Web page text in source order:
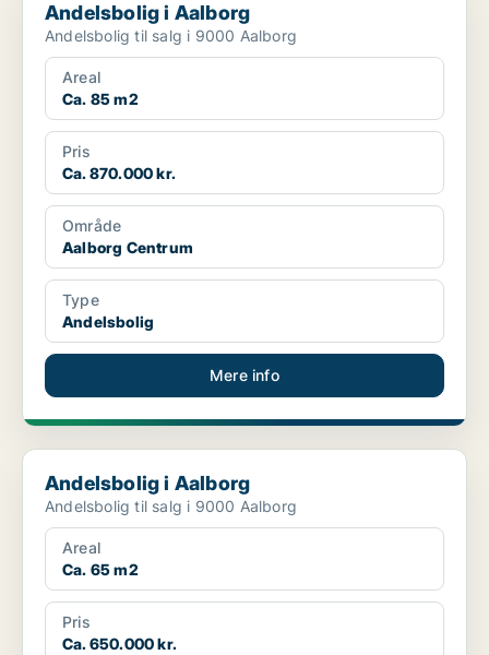
Andelsbolig i Aalborg
Andelsbolig til salg i 9000 Aalborg
Areal
Ca. 85 m2
Pris
Ca. 870.000 kr.
Område
Aalborg Centrum
Type
Andelsbolig
Mere info
Andelsbolig i Aalborg
Andelsbolig i Aalborg
Andelsbolig til salg i 9000 Aalborg
Areal
Ca. 65 m2
Pris
Ca. 650.000 kr.